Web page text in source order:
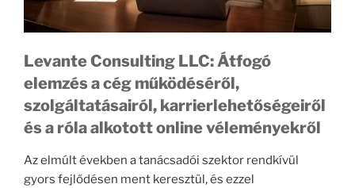
Levante Consulting LLC: Átfogó
elemzés a cég működéséről,
szolgáltatásairól, karrierlehetőségeiről
és a róla alkotott online véleményekről
Az elmúlt években a tanácsadói szektor rendkívül
gyors fejlődésen ment keresztül, és ezzel